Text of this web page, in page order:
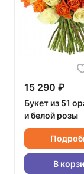
15 290 ₽
Букет из 51
и белой розы
В